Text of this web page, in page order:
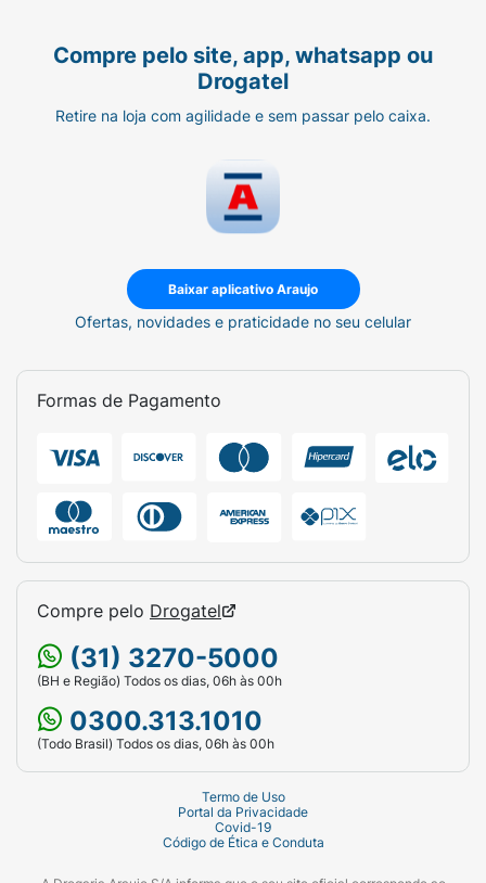
Compre pelo site, app, whatsapp ou
Drogatel
Retire na loja com agilidade e sem passar pelo caixa.
Baixar aplicativo Araujo
Ofertas, novidades e praticidade no seu celular
Formas de Pagamento
Compre pelo Drogatel
(31) 3270-5000
(BH e Região) Todos os dias, 06h às 00h
0300.313.1010
(Todo Brasil) Todos os dias, 06h às 00h
Termo de Uso
Portal da Privacidade
Covid-19
Código de Ética e Conduta